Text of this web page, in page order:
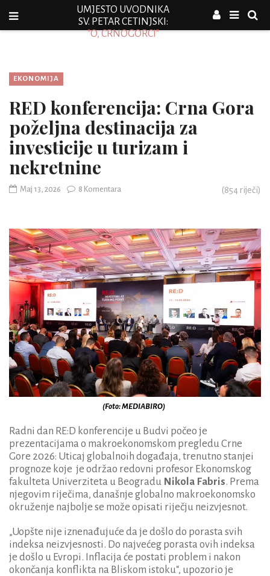
UMJESTO UVODNIKA
SV. PETAR CETINJSKI:
"O, CRNOGORCI"
EKONOMIJA
RED konferencija: Crna Gora
poželjna destinacija za
investicije u turizam i
nekretnine
Maj 13, 2026 8 Komentara (854 riječi)
(Foto: MEDIABIRO)
Radni dan RE:D konferencije u Budvi počeo je
prezentacijama o makroekonomskom pregledu Crne
Gore 2026: Uticaj globalnoih događaja, trenutno stanjei
prognoze koje je održao redovni profesor Ekonomskog
fakulteta Univerziteta u Beogradu Nikola Fabris. Prema
njegovim riječima, današnje globalno makroekonomsko
okruženje najbolje se može opisati riječju neizvjesnot.
„Uopšte nije iznenađujuće da je došlo do porasta svih
indeksa neizvjesnosti. Do najvećeg porasta ovih indeksa
je došlo u Evropi. Inflacija će postati problem i nakon
okončanja konflikta na Bliskom istoku“, upozorio je